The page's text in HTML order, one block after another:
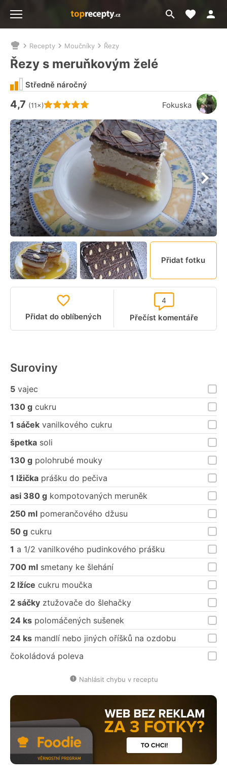
Přejít
na
Moje
Nacházíte
se
zde:
Recepty Moučníky Řezy
Řezy s meruňkovým želé
Hodnocení receptu je
4,7 (11×) Fokuska
Středně náročný
Přidat fotku
Přidat do oblíbených Přečíst komentáře
4
Suroviny
5 vajec
130 g cukru
1 sáček vanilkového cukru
špetka soli
130 g polohrubé mouky
1 lžička prášku do pečiva
asi 380 g kompotovaných meruněk
250 ml pomerančového džusu
50 g cukru
1 a 1/2 vanilkového pudinkového prášku
700 ml smetany ke šlehání
2 lžíce cukru moučka
2 sáčky ztužovače do šlehačky
24 ks polomáčených sušenek
24 ks mandlí nebo jiných oříšků na ozdobu
čokoládová poleva
Nahlásit chybu v receptu